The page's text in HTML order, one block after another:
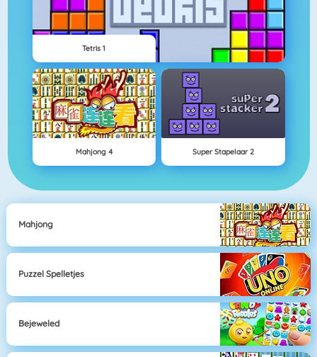
Tetris 1
Mahjong 4 Super Stapelaar 2
Mahjong
Puzzel Spelletjes
Bejeweled